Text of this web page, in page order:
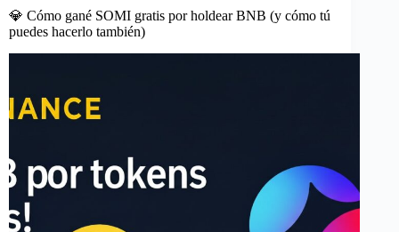
💎 Cómo gané SOMI gratis por holdear BNB (y cómo tú
puedes hacerlo también)